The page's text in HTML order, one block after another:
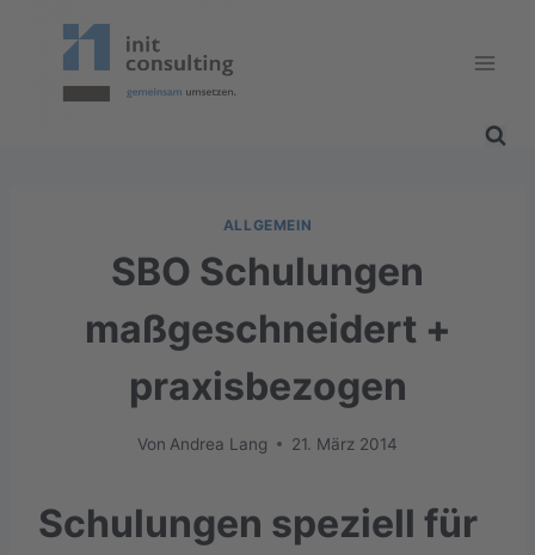
ALLGEMEIN
SBO Schulungen
maßgeschneidert +
praxisbezogen‎
Von Andrea Lang 21. März 2014
Schulungen speziell für